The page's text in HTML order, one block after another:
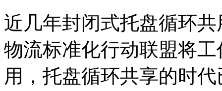
近几年封闭式托盘循环
物流标准化行动联盟将
用，托盘循环共享的时